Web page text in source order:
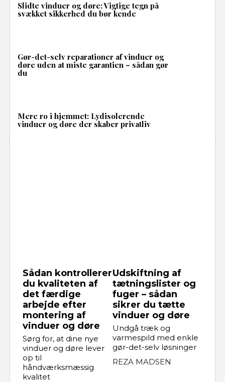
Slidte vinduer og døre: Vigtige tegn på
svækket sikkerhed du bør kende
Gør-det-selv reparationer af vinduer og
døre uden at miste garantien – sådan gør
du
Mere ro i hjemmet: Lydisolerende
vinduer og døre der skaber privatliv
Sådan kontrollerer
du kvaliteten af
det færdige
arbejde efter
montering af
vinduer og døre
Sørg for, at dine nye
vinduer og døre lever
op til
håndværksmæssig
kvalitet
Udskiftning af
tætningslister og
fuger – sådan
sikrer du tætte
vinduer og døre
Undgå træk og
varmespild med enkle
gør-det-selv løsninger
REZA MADSEN